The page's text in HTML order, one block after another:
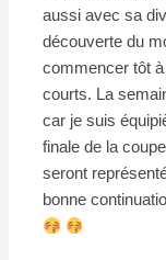
aussi avec sa
découverte du
commencer tôt
courts. La
car je suis
finale de la
seront
bonne